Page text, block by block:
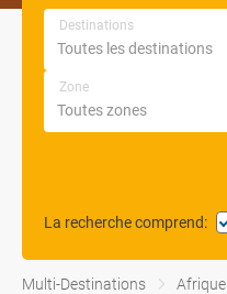
Destinations
Zone
La recherche comprend:
Multi-Destinations Afrique